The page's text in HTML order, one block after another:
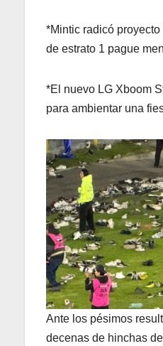
*Mintic radicó
de estrato 1 pague
*El nuevo LG Xboom
para ambientar una
Ante los pésimos
decenas de hinchas